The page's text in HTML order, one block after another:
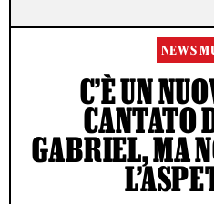
NEWS
C’È UN
CANTATO
GABRIEL, MA